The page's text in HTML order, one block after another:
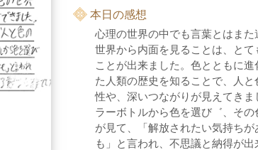
本日の感想
心理の世界の中でも言葉とはまた
世界から内面を見ることは、とて
ことが出来ました。色とともに進
た人類の歴史を知ることで、人と
性や、深いつながりが見えてきま
ラーボトルから色を選び゛、その
が見て、「解放されたい気持ちが
も」と言われ、不思議と納得が出